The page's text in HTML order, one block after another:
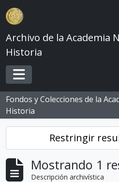
Skip to main content
Archivo de la Academia
Historia
Toggle navigation
Fondos y Colecciones de la
Historia
Restringir
Mostrando 1
Descripción archivística